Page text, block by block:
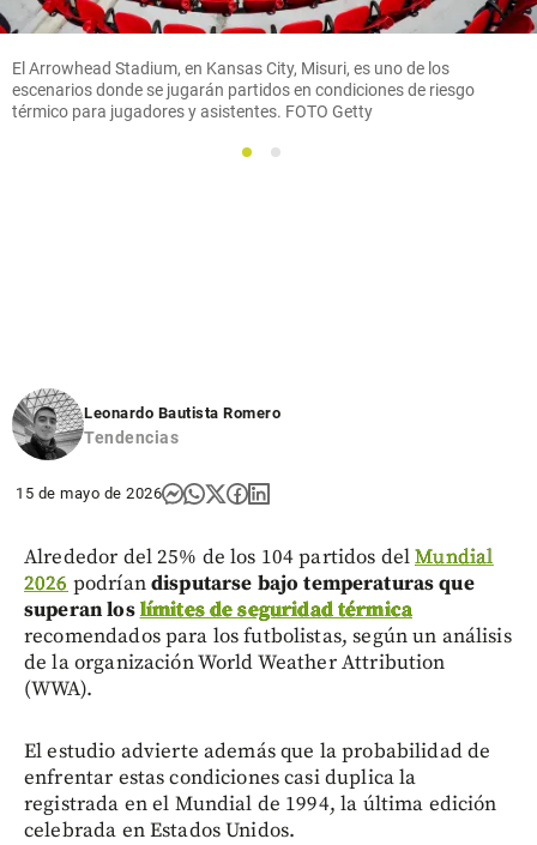
El Arrowhead Stadium, en Kansas City, Misuri, es uno de los
escenarios donde se jugarán partidos en condiciones de riesgo
térmico para jugadores y asistentes. FOTO Getty
1 2
Leonardo Bautista Romero
Tendencias
15 de mayo de 2026
Alrededor del 25% de los 104 partidos delMundial
2026 podríandisputarse bajo temperaturas que
superan loslímites de seguridad térmica
recomendados para los futbolistas, según un análisis
de la organización World Weather Attribution
(WWA).
El estudio advierte además que la probabilidad de
enfrentar estas condiciones casi duplica la
registrada en el Mundial de 1994, la última edición
celebrada en Estados Unidos.